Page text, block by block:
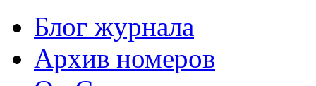
Блог журнала
Архив номеров